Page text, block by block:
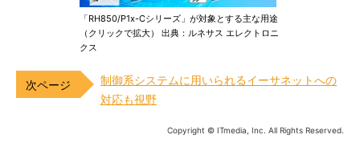
「RH850/P1x-Cシリーズ」が対象とする主な用途
（クリックで拡大） 出典：ルネサス エレクトロニ
クス
制御系システムに用いられるイーサネットへの
対応も視野
Copyright © ITmedia, Inc. All Rights Reserved.